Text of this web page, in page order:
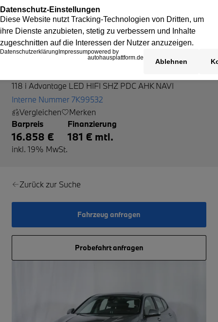
118 i Advantage LED HIFI SHZ PDC AHK NAVI
Interne Nummer 7K99532
Vergleichen
Merken
Barpreis
16.858 €
inkl. 19% MwSt.
Finanzierung
181 € mtl.
Zurück zur Suche
Fahrzeug anfragen
Probefahrt anfragen